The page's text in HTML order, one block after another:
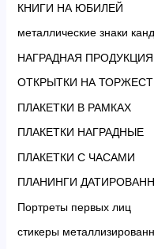
КНИГИ НА ЮБИЛЕЙ
металлические знаки
НАГРАДНАЯ ПРОДУКЦИЯ
ОТКРЫТКИ НА
ПЛАКЕТКИ В РАМКАХ
ПЛАКЕТКИ НАГРАДНЫЕ
ПЛАКЕТКИ С ЧАСАМИ
ПЛАНИНГИ
Портреты первых лиц
стикеры